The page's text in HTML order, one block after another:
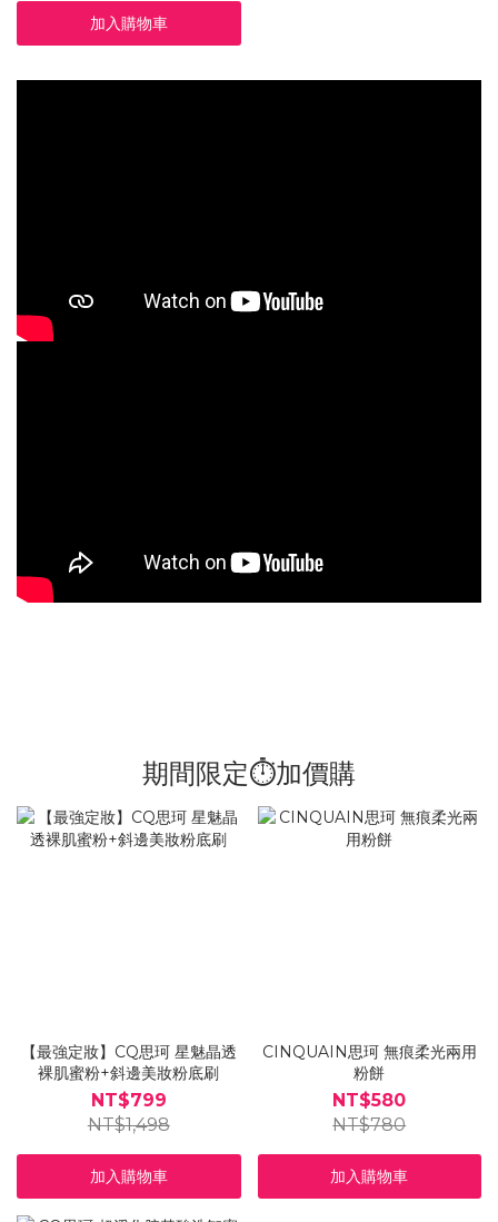
加入購物車
期間限定⏱︎加價購
【最強定妝】CQ思珂 星魅晶透
裸肌蜜粉+斜邊美妝粉底刷
NT$799
NT$1,498
加入購物車
CINQUAIN思珂 無痕柔光兩用
粉餅
NT$580
NT$780
加入購物車